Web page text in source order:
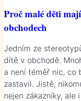
Proč malé děti
obchodech
Jedním ze
dítě v obchodě.
a není téměř nic, co
zastavil. Jistě,
nejen zákazníky,